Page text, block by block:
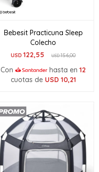
Bebesit Practicuna Sleep
Colecho
USD 122,55 USD156,00
Con hasta en 12
cuotas de USD 10,21